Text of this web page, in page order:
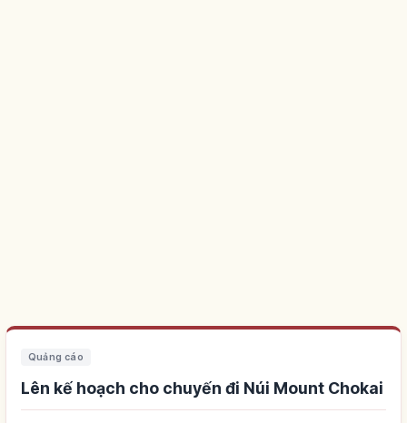
Quảng cáo
Lên kế hoạch cho chuyến đi Núi Mount Chokai